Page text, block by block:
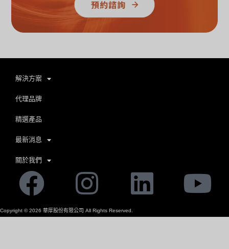
解決方案
代理品牌
精選產品
最新消息
關於我們
Facebook
Instagram
Copyright ©2026 華厚股份有限公司 All Rights Reserved.